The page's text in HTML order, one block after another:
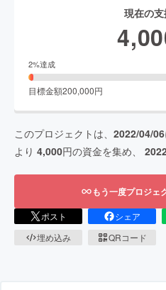
現在の
2%達成
目標金額200,000円
このプロジェクトは、 2022/04/06
より 4,000円の資金を集め、
もう一度プロジェ
ポスト シェア
埋め込み
QRコード